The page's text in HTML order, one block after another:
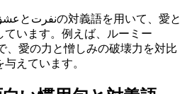
います。例えば、ルーミー
、愛の力と憎しみの破壊力を対比
えています。